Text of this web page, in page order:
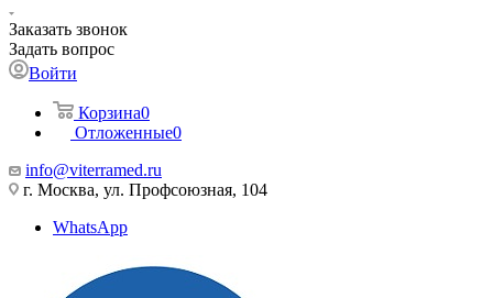
Заказать звонок
Задать вопрос
Войти
Корзина0
Отложенные0
info@viterramed.ru
г. Москва, ул. Профсоюзная, 104
WhatsApp